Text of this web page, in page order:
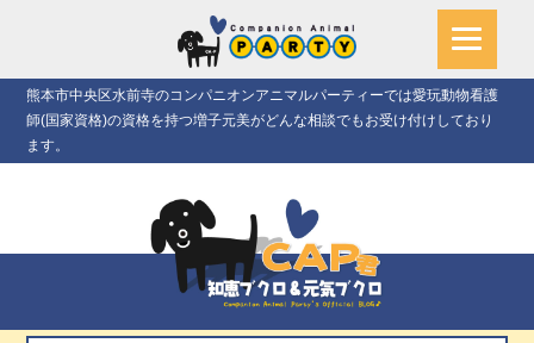
熊本市中央区水前寺のコンパニオンアニマルパーティーでは愛玩動物看護
師(国家資格)の資格を持つ増子元美がどんな相談でもお受け付けしており
ます。